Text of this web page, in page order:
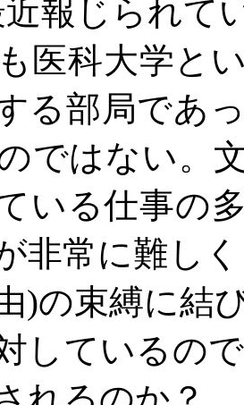
近報じられて
医科大学と
る部局であ
ではない。
いる仕事の
非常に難し
)の束縛に結
しているの